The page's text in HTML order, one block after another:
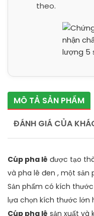
theo.
MÔ TẢ SẢN PHẨM
ĐÁNH GIÁ CỦA
Cúp pha lê được tạo
và pha lê đen , một sản
Sản phẩm có kích
lựa chọn kích thước lớn
Cúp pha lê sản xuất và